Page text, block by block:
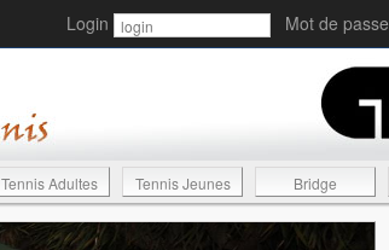
Login Mot de passe
Tennis Adultes Tennis Jeunes Bridge